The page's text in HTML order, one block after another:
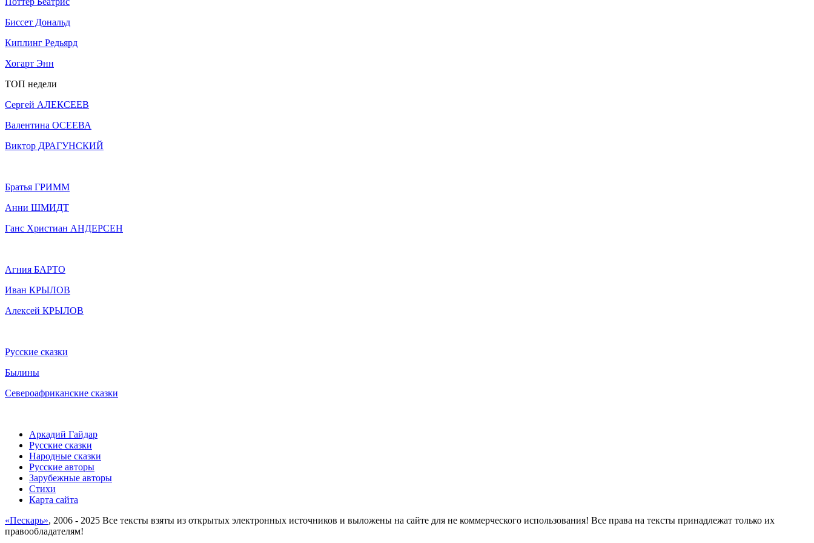
Биссет Дональд
Киплинг Редьярд
Хогарт Энн
ТОП недели
Сергей АЛЕКСЕЕВ
Валентина ОСЕЕВА
Виктор ДРАГУНСКИЙ
Братья ГРИММ
Анни ШМИДТ
Ганс Христиан АНДЕРСЕН
Агния БАРТО
Иван КРЫЛОВ
Алексей КРЫЛОВ
Русские сказки
Былины
Североафриканские сказки
Аркадий Гайдар
Русские сказки
Народные сказки
Русские авторы
Зарубежные авторы
Стихи
Карта сайта
«Пескарь», 2006 - 2025 Все тексты взяты из открытых электронных источников и выложены на сайте для не коммерческого использования! Все права на тексты принадлежат только их
правообладателям!